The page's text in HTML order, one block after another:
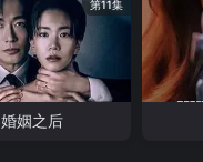
第11集
婚姻之后